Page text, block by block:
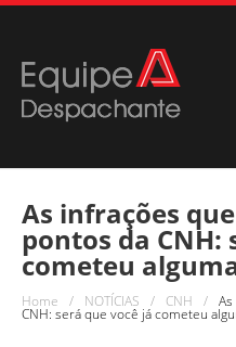
As infrações
pontos da CNH:
cometeu
Home / NOTÍCIAS / CNH /
CNH: será que você já cometeu